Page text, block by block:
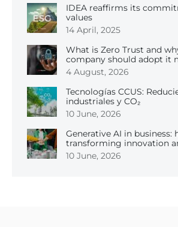
IDEA reaffirms its
values
14 April, 2025
What is Zero Trust and
company should adopt it
4 August, 2026
Tecnologías CCUS:
industriales y CO₂
10 June, 2026
Generative AI in business:
transforming innovation
10 June, 2026